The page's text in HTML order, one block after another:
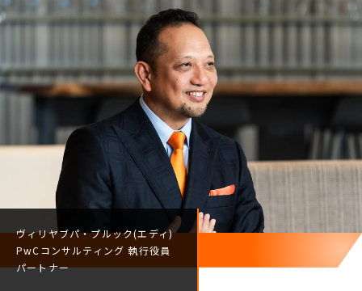
ヴィリヤブパ・プルック(エディ)
PwCコンサルティング執行役員
パートナー